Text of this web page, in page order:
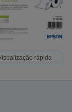
rápida